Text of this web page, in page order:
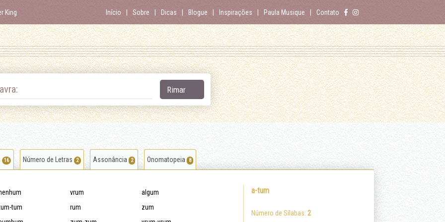
King Início Sobre Dicas Blogue Inspirações Paula Musique Contato
Rimar
16 Número de Letras 2 Assonância 2 Onomatopeia 8
vrum
algum
tum rum
zum
a-tum
Número de Sílabas: 2